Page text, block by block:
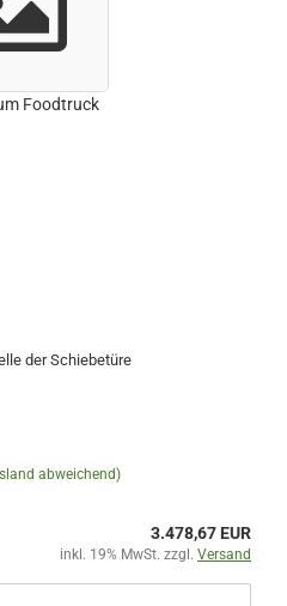
Foodtruck
der Schiebetüre
abweichend)
3.478,67 EUR
inkl. 19% MwSt. zzgl. Versand